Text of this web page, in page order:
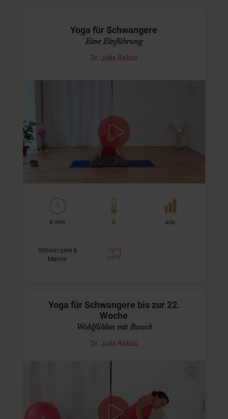
Yoga für Schwangere
Eine Einführung
Dr. Julia Rakus
Schwangerschaft
In diesem Kurzvideo gebe ich Dir ein paar Informationen
zum Schwangerenyoga. Ist etwas verboten? Was ist
wichtig? Welche Asanas darfst Du noch…
8 min 0 alle
Schwangere &
Mamis
Yoga für Schwangere bis zur 22.
Woche
Wohlfühlen mit Bauch
Dr. Julia Rakus
Schwangerschaft
Dieses Video ist bis zur 22. Schwangerschafts-Woche